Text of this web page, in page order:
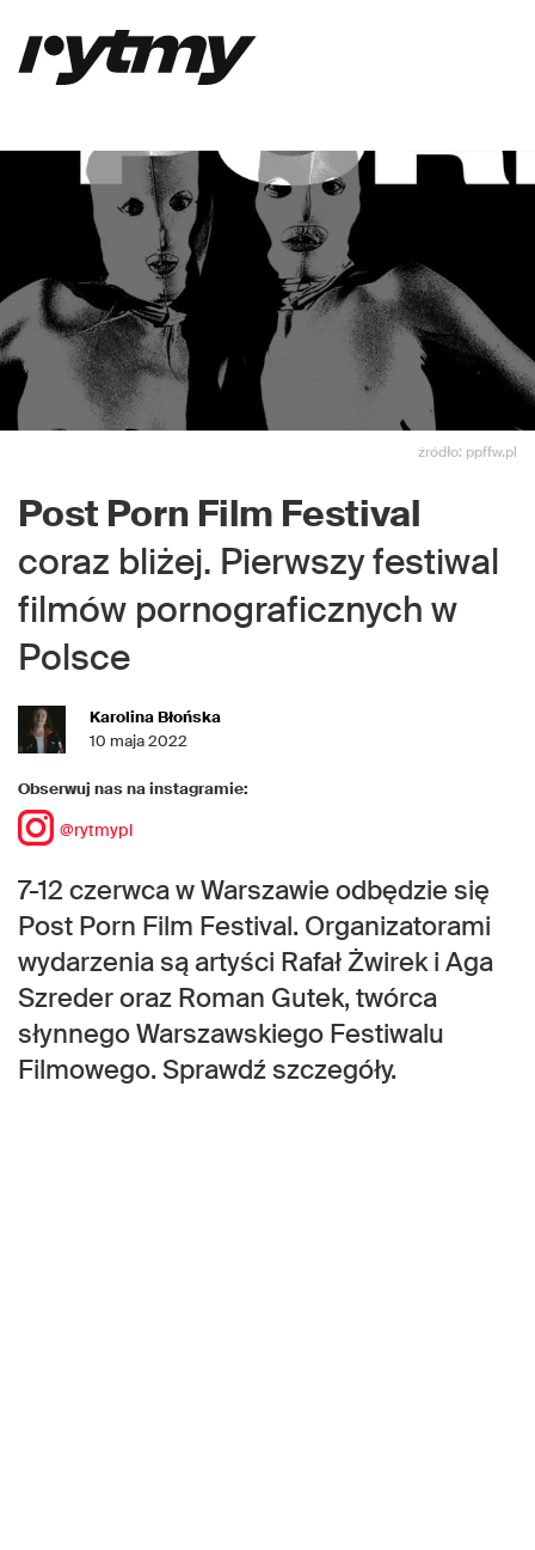
źródło: ppffw.pl
Post Porn Film Festival
coraz bliżej. Pierwszy festiwal
filmów pornograficznych w
Polsce
Karolina Błońska
10 maja 2022
Obserwuj nas na instagramie:
@rytmypl
7-12 czerwca w Warszawie odbędzie się
Post Porn Film Festival. Organizatorami
wydarzenia są artyści Rafał Żwirek i Aga
Szreder oraz Roman Gutek, twórca
słynnego Warszawskiego Festiwalu
Filmowego. Sprawdź szczegóły.